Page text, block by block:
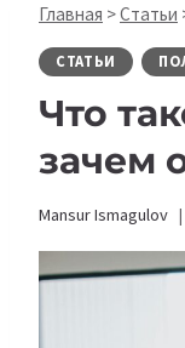
Главная >Статьи
СТАТЬИ
Что
зачем
Mansur Ismagulov